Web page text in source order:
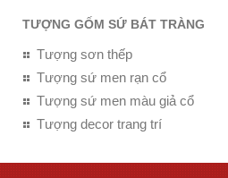
TƯỢNG GỐM SỨ BÁT TRÀNG
Tượng sơn thếp
Tượng sứ men rạn cổ
Tượng sứ men màu giả cổ
Tượng decor trang trí